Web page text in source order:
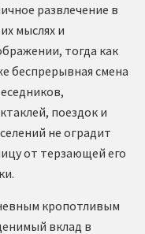
развлечение в
мыслях и
тогда как
беспрерывная смена
поездок и
не оградит
от терзающей его
кропотливым
вклад в